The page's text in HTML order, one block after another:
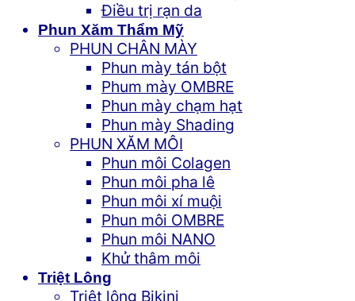
Điều trị rạn da
Phun Xăm Thẩm Mỹ
PHUN CHÂN MÀY
Phun mày tán bột
Phum mày OMBRE
Phun mày chạm hạt
Phun mày Shading
PHUN XĂM MÔI
Phun môi Colagen
Phun môi pha lê
Phun môi xí muội
Phun môi OMBRE
Phun môi NANO
Khử thâm môi
Triệt Lông
Triệt lông Bikini